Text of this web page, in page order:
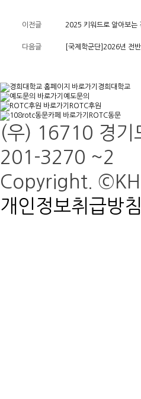
이전글 2025 키워드로 알아보는
다음글 [국제학군단]2026년 전
경희대학교
예도문의
ROTC후원
ROTC동문
(우) 16710 경기
201-3270 ~2
Copyright.
개인정보취급방침